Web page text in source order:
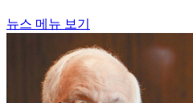
뉴스 메뉴 보기